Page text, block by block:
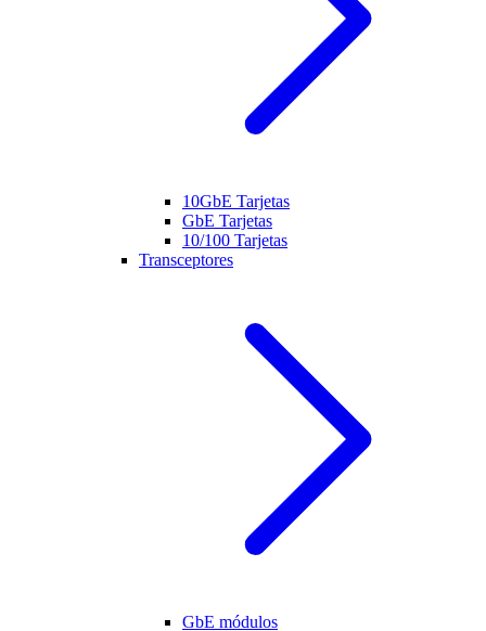
10GbE Tarjetas
GbE Tarjetas
10/100 Tarjetas
Transceptores
GbE módulos